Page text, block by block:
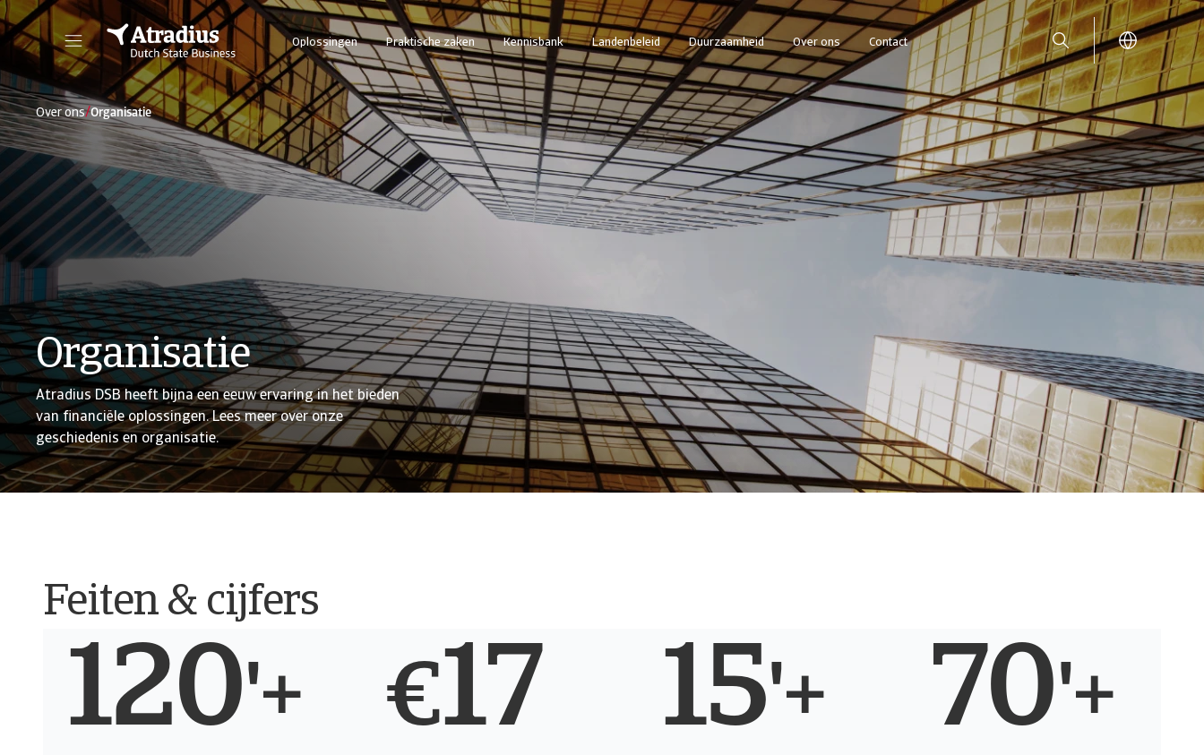
Oplossingen Praktische zaken Kennisbank Landenbeleid Duurzaamheid Over ons Contact
Over ons/Organisatie
Organisatie
Atradius DSB heeft bijna een eeuw ervaring in het bieden
van financiële oplossingen. Lees meer over onze
geschiedenis en organisatie.
Feiten & cijfers
120'+ €17 15'+ 70'+